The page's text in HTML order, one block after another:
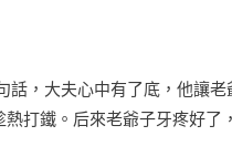
話，大夫心中有了底，他讓
打鐵。后來老爺子牙疼好了